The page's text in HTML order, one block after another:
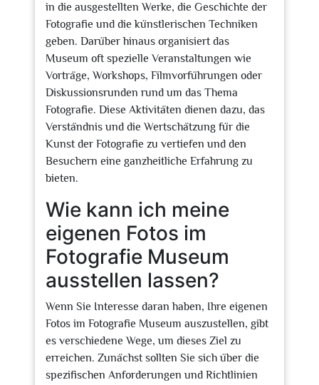
in die ausgestellten Werke, die Geschichte der
Fotografie und die künstlerischen Techniken
geben. Darüber hinaus organisiert das
Museum oft spezielle Veranstaltungen wie
Vorträge, Workshops, Filmvorführungen oder
Diskussionsrunden rund um das Thema
Fotografie. Diese Aktivitäten dienen dazu, das
Verständnis und die Wertschätzung für die
Kunst der Fotografie zu vertiefen und den
Besuchern eine ganzheitliche Erfahrung zu
bieten.
Wie kann ich meine
eigenen Fotos im
Fotografie Museum
ausstellen lassen?
Wenn Sie Interesse daran haben, Ihre eigenen
Fotos im Fotografie Museum auszustellen, gibt
es verschiedene Wege, um dieses Ziel zu
erreichen. Zunächst sollten Sie sich über die
spezifischen Anforderungen und Richtlinien